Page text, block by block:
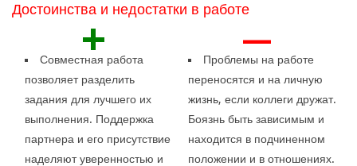
Достоинства и недостатки в работе
+
Совместная работа
позволяет разделить
задания для лучшего их
выполнения. Поддержка
партнера и его присутствие
наделяют уверенностью и
—
Проблемы на работе
переносятся и на личную
жизнь, если коллеги дружат.
Боязнь быть зависимым и
находится в подчиненном
положении и в отношениях.